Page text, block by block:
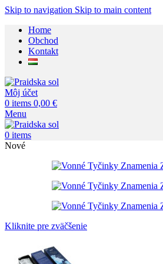
Skip to navigation Skip to main content
Home
Obchod
Kontakt
Môj účet
0 items 0,00 €
Menu
0 items
Nové
Kliknite pre zväčšenie